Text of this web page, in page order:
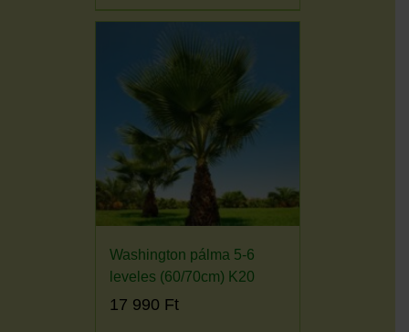
Washington pálma 5-6
leveles (60/70cm) K20
17 990 Ft